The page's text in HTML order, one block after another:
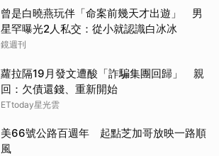
曾是白曉燕玩伴「命案前幾天才出遊」 男
星罕曝光2人私交：從小就認識白冰冰
鏡週刊
蘿拉隔19月發文遭酸「詐騙集團回歸」 親
回：欠債還錢、重新開始
ETtoday星光雲
美66號公路百週年 起點芝加哥放映一路順
風